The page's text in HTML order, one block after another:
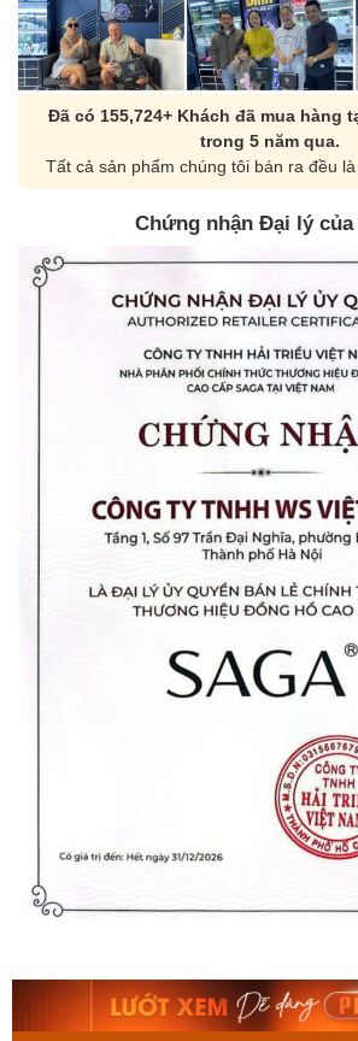
Đã có 155,724+ Khách đã mua hàng
trong 5 năm qua.
Tất cả sản phẩm chúng tôi bán ra đều
Chứng nhận Đại lý của
Orient Nam RA-
Mua ngay